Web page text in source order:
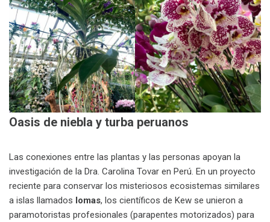
Oasis de niebla y turba peruanos
Las conexiones entre las plantas y las personas apoyan la
investigación de la Dra. Carolina Tovar en Perú. En un proyecto
reciente para conservar los misteriosos ecosistemas similares
a islas llamados lomas, los científicos de Kew se unieron a
paramotoristas profesionales (parapentes motorizados) para